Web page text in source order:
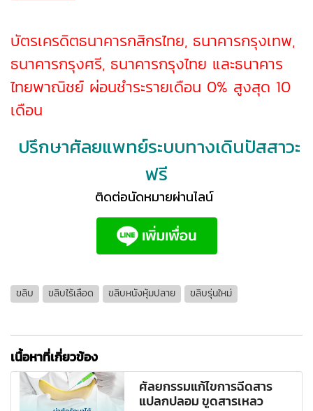
บัตรเครดิตธนาคารกสิกรไทย, ธนาคารกรุงเทพ,
ธนาคารกรุงศรี, ธนาคารกรุงไทย และธนาคาร
ไทยพาณิชย์ ผ่อนชำระรายเดือน 0% สูงสุด 10
เดือน
ปรึกษาศัลยแพทย์ระบบทางเดินปัสสาวะ
ฟรี
ติดต่อนัดหมายผ่านไลน์
ขลิบ ขลิบไร้เลือด ขลิบหนังหุ้มปลาย ขลิบรุ่นใหม่
เนื้อหาที่เกี่ยวข้อง
ศัลยกรรมแก้ไขการฉีดสาร
แปลกปลอม ขูดสารเหลว